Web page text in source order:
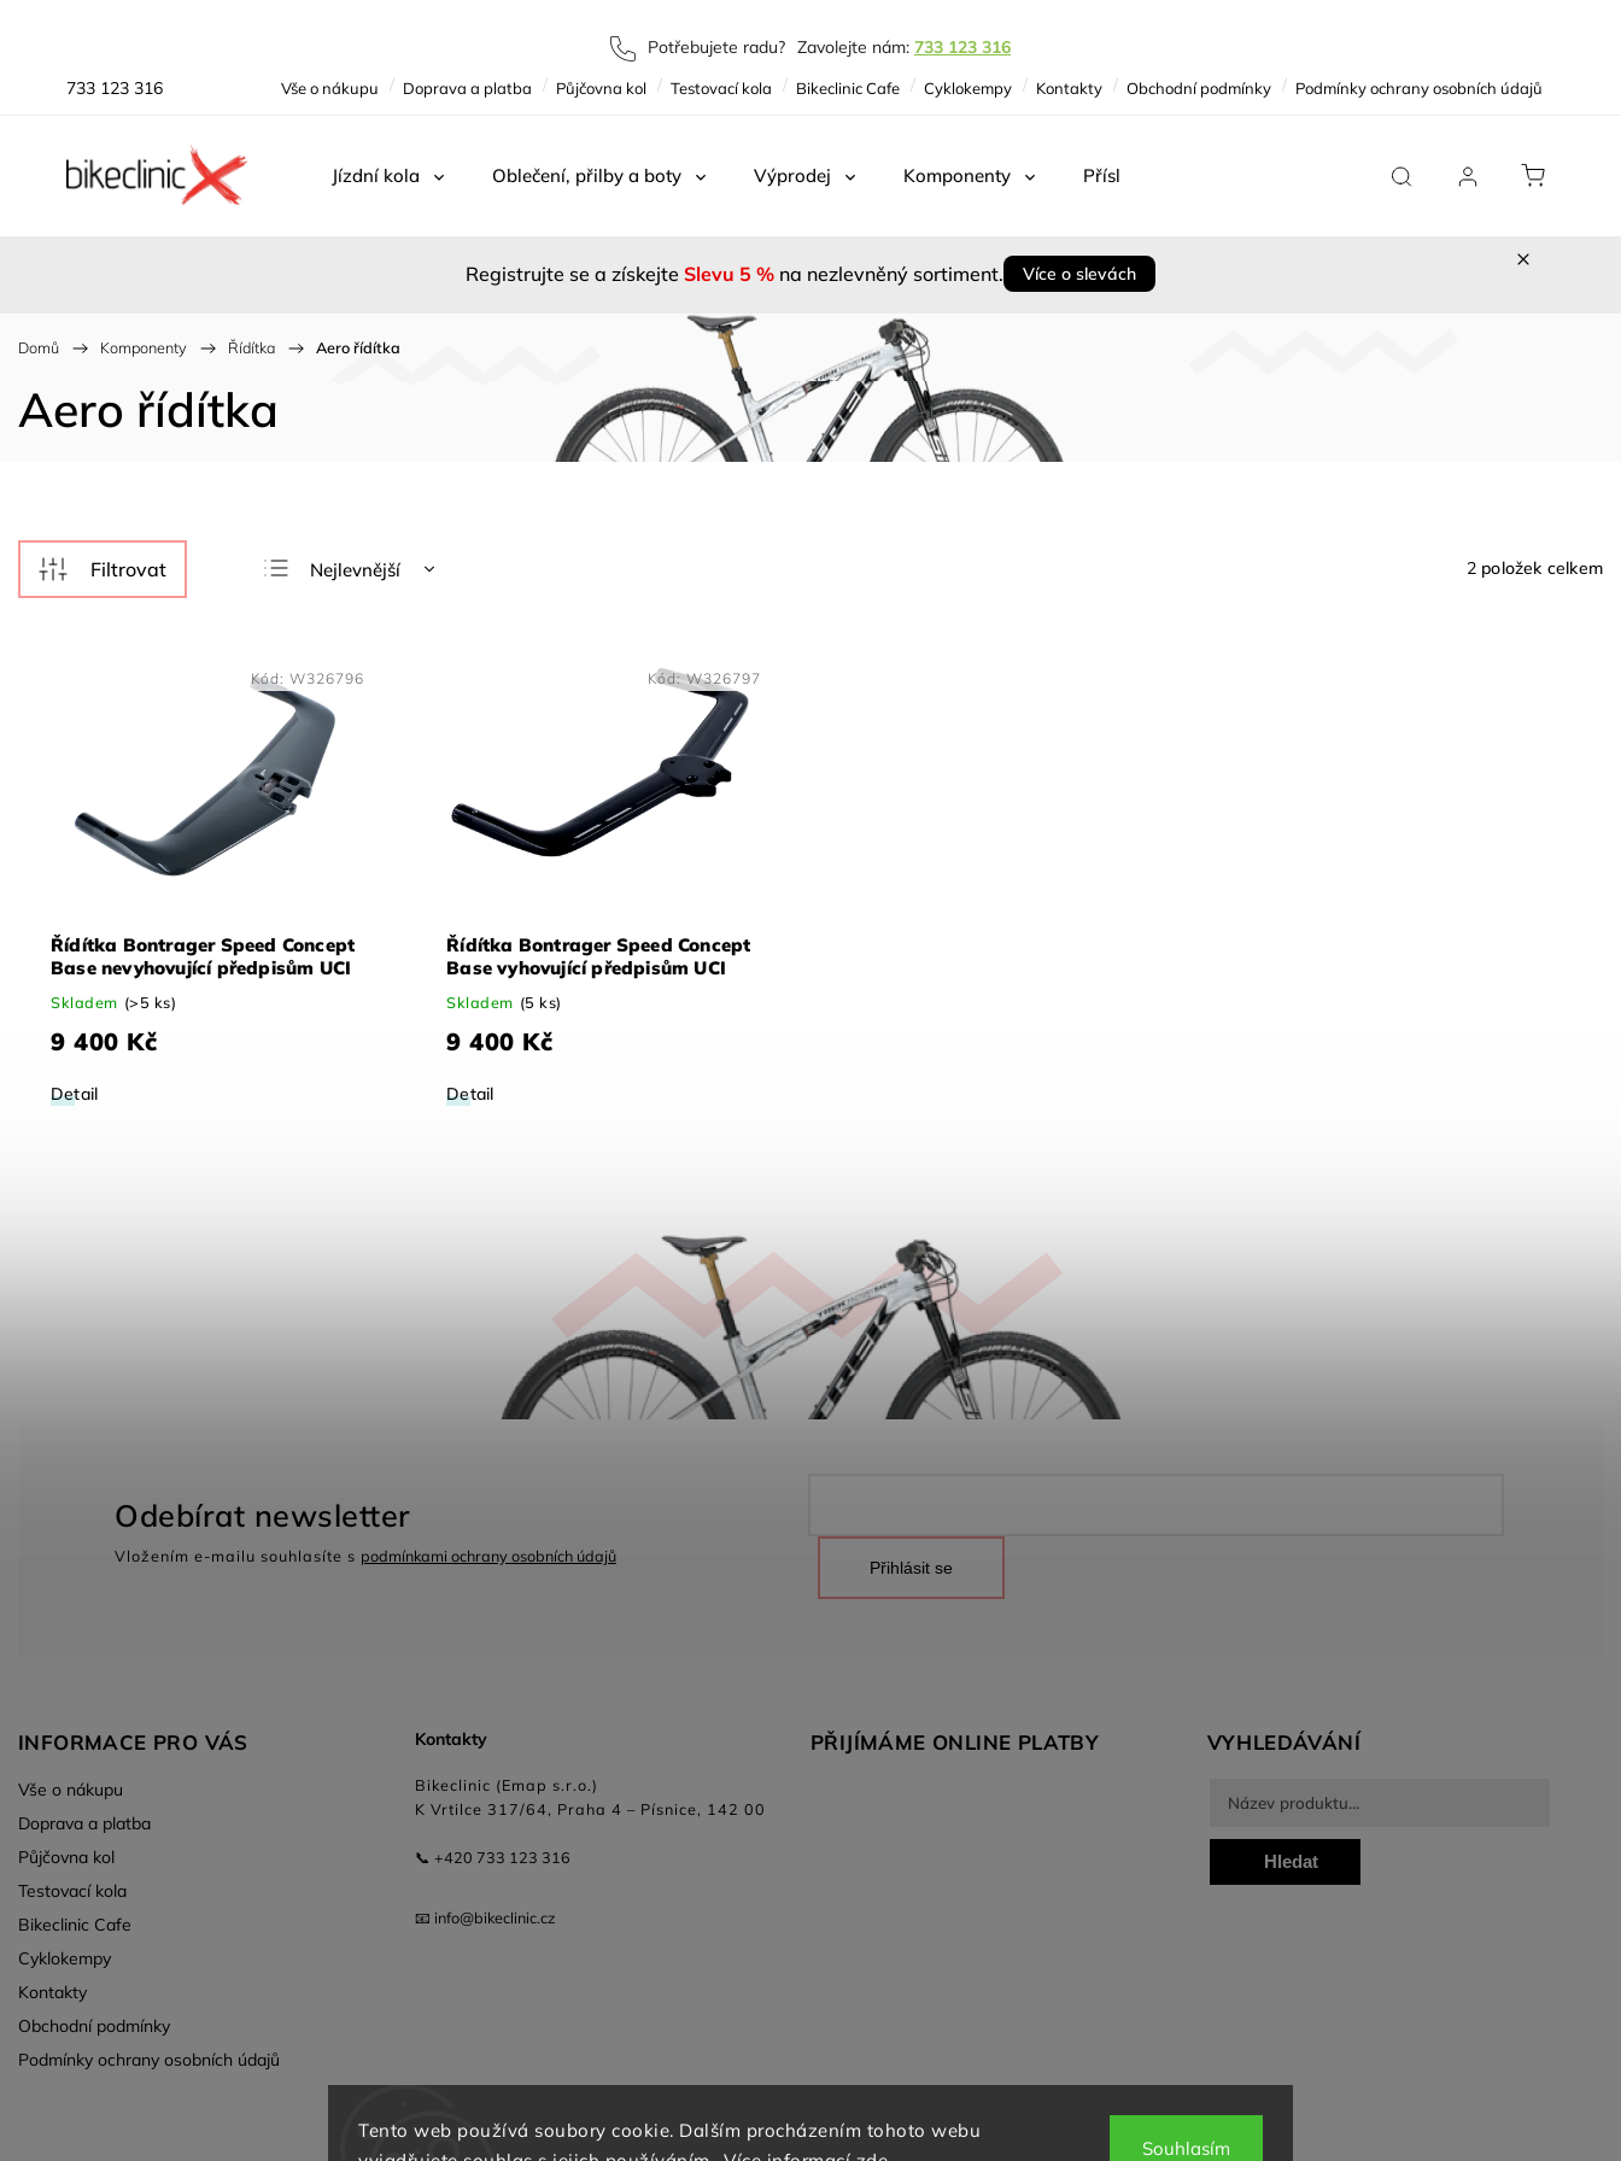
Tento web používá soubory cookie. Dalším procházením tohoto webu
Souhlasím
Potřebujete radu? Zavolejte nám: 733 123 316
733 123 316
Vše o nákupu Doprava a platba Půjčovna kol Testovací kola Bikeclinic Cafe Cyklokempy Kontakty Obchodní podmínky Podmínky ochrany osobních údajů
Jízdní kola Oblečení, přilby a boty Výprodej Komponenty Příslušenství Cykloservis
Registrujte se a získejte Slevu 5 % na nezlevněný sortiment. Více o slevách
Domů / Komponenty / Řídítka / Aero řídítka
Aero řídítka
Nejlevnější
Abecedně
2 položek celkem
Řídítka Bontrager Speed Concept
Base nevyhovující předpisům UCI
Skladem (>5 ks)
9 400 Kč
Detail
Kód:W326796
Řídítka Bontrager Speed Concept
Base vyhovující předpisům UCI
Skladem (5 ks)
9 400 Kč
Detail
Kód:W326797
INFORMACE PRO VÁS
Vše o nákupu
Doprava a platba
Půjčovna kol
Testovací kola
Bikeclinic Cafe
Cyklokempy
Kontakty
Obchodní podmínky
Podmínky ochrany osobních údajů
Kontakty
Bikeclinic (Emap s.r.o.)
K Vrtilce 317/64, Praha 4 – Písnice, 142 00
📞 +420 733 123 316
📧 info@bikeclinic.cz
Odebírat newsletter
Vložením e-mailu souhlasíte s podmínkami ochrany osobních údajů
Přihlásit se
PŘIJÍMÁME ONLINE PLATBY VYHLEDÁVÁNÍ
Hledat